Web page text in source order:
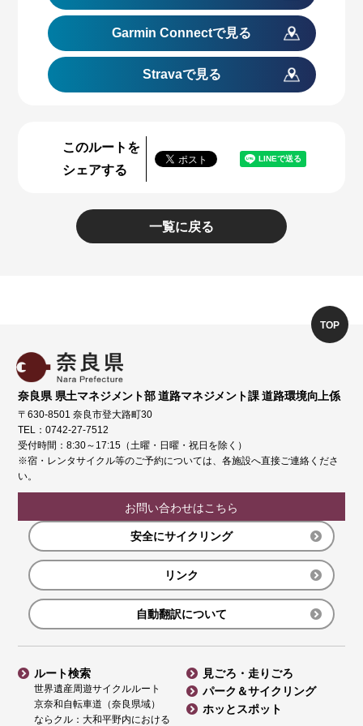
Garmin Connectで見る
Stravaで見る
このルートを
シェアする
一覧に戻る
奈良県 県土マネジメント部 道路マネジメント課 道路環境向上係
〒630-8501 奈良市登大路町30
TEL：0742-27-7512
受付時間：8:30～17:15（土曜・日曜・祝日を除く）
※宿・レンタサイクル等のご予約については、各施設へ直接ご連絡くださ
い。
お問い合わせはこちら
安全にサイクリング
リンク
自動翻訳について
ルート検索
世界遺産周遊サイクルルート
京奈和自転車道（奈良県域）
ならクル：大和平野内における
見ごろ・走りごろ
パーク＆サイクリング
ホッとスポット
TOP